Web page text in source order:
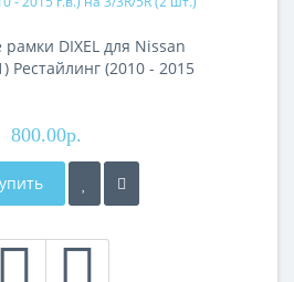
DIXEL для Nissan
Рестайлинг (2010 - 2015
800.00р.